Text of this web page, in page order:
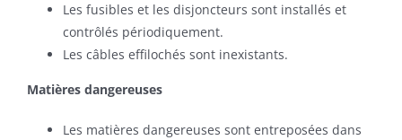
Les fusibles et les disjoncteurs sont installés et
contrôlés périodiquement.
Les câbles effilochés sont inexistants.
Matières dangereuses
Les matières dangereuses sont entreposées dans